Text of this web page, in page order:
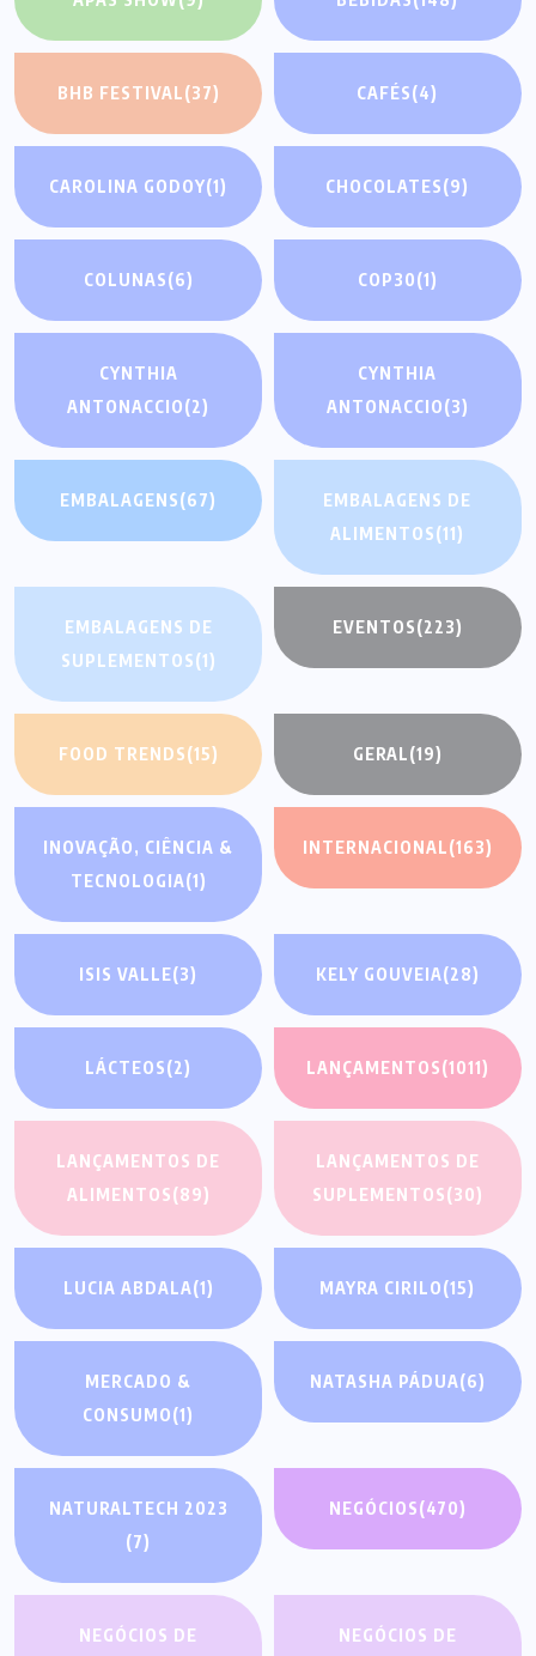
BHB FESTIVAL(37) CAFÉS(4)
CAROLINA GODOY(1) CHOCOLATES(9)
COLUNAS(6) COP30(1)
CYNTHIA
ANTONACCIO(2)
CYNTHIA
ANTONACCIO(3)
EMBALAGENS(67)
EMBALAGENS DE
ALIMENTOS(11)
EMBALAGENS DE
SUPLEMENTOS(1)
EVENTOS(223)
FOOD TRENDS(15) GERAL(19)
INOVAÇÃO, CIÊNCIA &
TECNOLOGIA(1)
INTERNACIONAL(163)
ISIS VALLE(3) KELY GOUVEIA(28)
LÁCTEOS(2) LANÇAMENTOS(1011)
LANÇAMENTOS DE
ALIMENTOS(89)
LANÇAMENTOS DE
SUPLEMENTOS(30)
LUCIA ABDALA(1) MAYRA CIRILO(15)
MERCADO &
CONSUMO(1)
NATASHA PÁDUA(6)
NATURALTECH 2023
(7)
NEGÓCIOS(470)
NEGÓCIOS DE NEGÓCIOS DE